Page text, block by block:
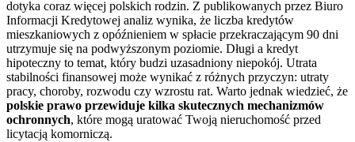
dotyka coraz więcej polskich rodzin. Z publikowanych przez Biuro
Informacji Kredytowej analiz wynika, że liczba kredytów
mieszkaniowych z opóźnieniem w spłacie przekraczającym 90 dni
utrzymuje się na podwyższonym poziomie. Długi a kredyt
hipoteczny to temat, który budzi uzasadniony niepokój. Utrata
stabilności finansowej może wynikać z różnych przyczyn: utraty
pracy, choroby, rozwodu czy wzrostu rat. Warto jednak wiedzieć, że
polskie prawo przewiduje kilka skutecznych mechanizmów
ochronnych, które mogą uratować Twoją nieruchomość przed
licytacją komorniczą.